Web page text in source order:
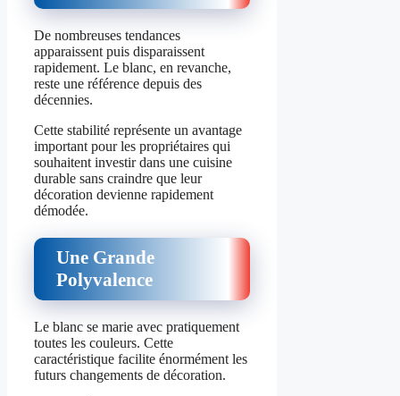
De nombreuses tendances
apparaissent puis disparaissent
rapidement. Le blanc, en revanche,
reste une référence depuis des
décennies.
Cette stabilité représente un avantage
important pour les propriétaires qui
souhaitent investir dans une cuisine
durable sans craindre que leur
décoration devienne rapidement
démodée.
Une Grande
Polyvalence
Le blanc se marie avec pratiquement
toutes les couleurs. Cette
caractéristique facilite énormément les
futurs changements de décoration.